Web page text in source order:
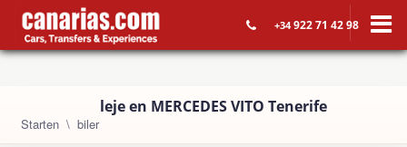
+34922 71 42 98
leje en MERCEDES VITO Tenerife
Starten biler